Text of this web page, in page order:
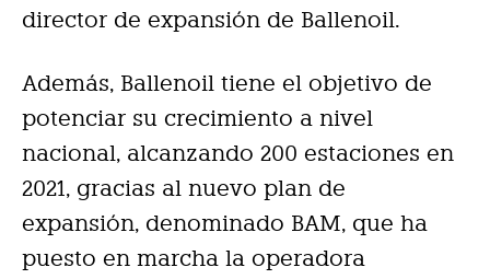
director de expansión de Ballenoil.
Además, Ballenoil tiene el objetivo de
potenciar su crecimiento a nivel
nacional, alcanzando 200 estaciones en
2021, gracias al nuevo plan de
expansión, denominado BAM, que ha
puesto en marcha la operadora